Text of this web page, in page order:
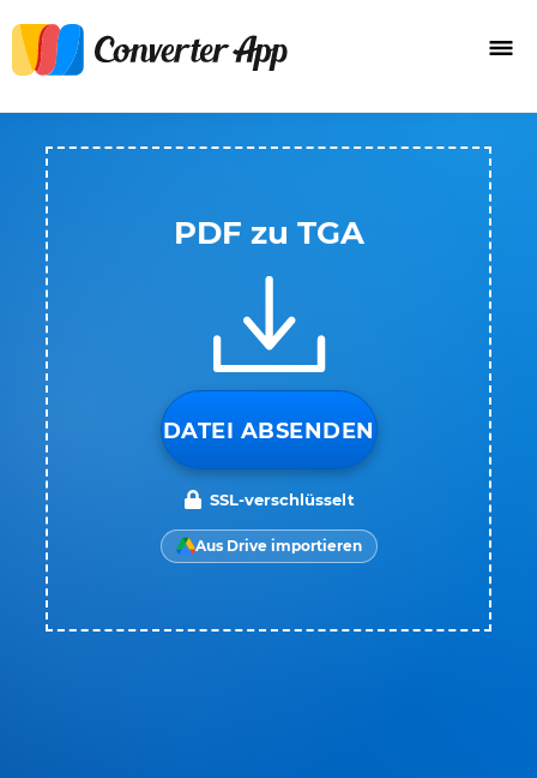
PDF zu TGA
DATEI ABSENDEN
SSL-verschlüsselt
Aus Drive importieren